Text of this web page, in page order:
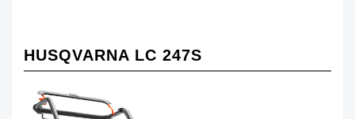
HUSQVARNA LC 247S